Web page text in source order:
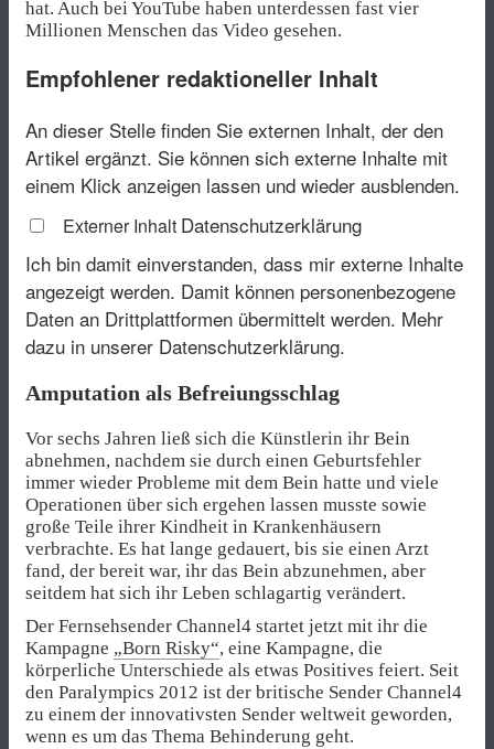
hat. Auch bei YouTube haben unterdessen fast vier
Millionen Menschen das Video gesehen.
Empfohlener redaktioneller Inhalt
An dieser Stelle finden Sie externen Inhalt, der den
Artikel ergänzt. Sie können sich externe Inhalte mit
einem Klick anzeigen lassen und wieder ausblenden.
Externer Inhalt Datenschutzerklärung
Ich bin damit einverstanden, dass mir externe Inhalte
angezeigt werden. Damit können personenbezogene
Daten an Drittplattformen übermittelt werden. Mehr
dazu in unserer Datenschutzerklärung.
Amputation als Befreiungsschlag
Vor sechs Jahren ließ sich die Künstlerin ihr Bein
abnehmen, nachdem sie durch einen Geburtsfehler
immer wieder Probleme mit dem Bein hatte und viele
Operationen über sich ergehen lassen musste sowie
große Teile ihrer Kindheit in Krankenhäusern
verbrachte. Es hat lange gedauert, bis sie einen Arzt
fand, der bereit war, ihr das Bein abzunehmen, aber
seitdem hat sich ihr Leben schlagartig verändert.
Der Fernsehsender Channel4 startet jetzt mit ihr die
Kampagne „Born Risky“, eine Kampagne, die
körperliche Unterschiede als etwas Positives feiert. Seit
den Paralympics 2012 ist der britische Sender Channel4
zu einem der innovativsten Sender weltweit geworden,
wenn es um das Thema Behinderung geht.